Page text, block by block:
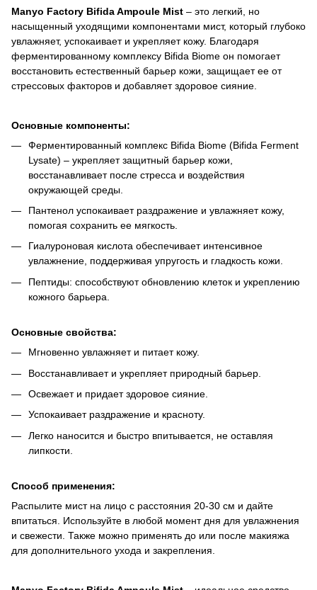
Manyo Factory Bifida Ampoule Mist – это легкий, но
насыщенный уходящими компонентами мист, который глубоко
увлажняет, успокаивает и укрепляет кожу. Благодаря
ферментированному комплексу Bifida Biome он помогает
восстановить естественный барьер кожи, защищает ее от
стрессовых факторов и добавляет здоровое сияние.
Основные компоненты:
Ферментированный комплекс Bifida Biome (Bifida Ferment
Lysate) – укрепляет защитный барьер кожи,
восстанавливает после стресса и воздействия
окружающей среды.
Пантенол успокаивает раздражение и увлажняет кожу,
помогая сохранить ее мягкость.
Гиалуроновая кислота обеспечивает интенсивное
увлажнение, поддерживая упругость и гладкость кожи.
Пептиды: способствуют обновлению клеток и укреплению
кожного барьера.
Основные свойства:
Мгновенно увлажняет и питает кожу.
Восстанавливает и укрепляет природный барьер.
Освежает и придает здоровое сияние.
Успокаивает раздражение и красноту.
Легко наносится и быстро впитывается, не оставляя
липкости.
Способ применения:
Распылите мист на лицо с расстояния 20-30 см и дайте
впитаться. Используйте в любой момент дня для увлажнения
и свежести. Также можно применять до или после макияжа
для дополнительного ухода и закрепления.